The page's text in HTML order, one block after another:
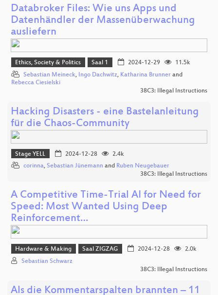
Databroker Files: Wie uns Apps und
Datenhändler der Massenüberwachung
ausliefern
Ethics, Society & Politics Saal 1 2024-12-29
11.5k
Sebastian Meineck, Ingo Dachwitz, Katharina Brunner and
Rebecca Ciesielski
38C3: Illegal Instructions
Hacking Disasters - eine Bastelanleitung
für die Chaos-Community
Stage YELL 2024-12-28
2.4k
corinna, Sebastian Jünemann and Ruben Neugebauer
38C3: Illegal Instructions
A Competitive Time-Trial AI for Need for
Speed: Most Wanted Using Deep
Reinforcement…
Hardware & Making Saal ZIGZAG 2024-12-28
2.0k
Sebastian Schwarz
38C3: Illegal Instructions
Als die Kommentarspalten brannten – 11